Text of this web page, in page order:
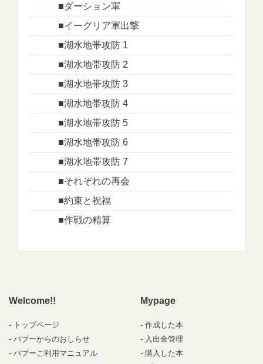
■ダーション軍
■イーグリア軍出撃
■湖水地帯攻防 1
■湖水地帯攻防 2
■湖水地帯攻防 3
■湖水地帯攻防 4
■湖水地帯攻防 5
■湖水地帯攻防 6
■湖水地帯攻防 7
■それぞれの再会
■約束と祝福
■作戦の精算
Welcome!!
トップページ
パブーからのおしらせ
パブーご利用マニュアル
Mypage
作成した本
入出金管理
購入した本